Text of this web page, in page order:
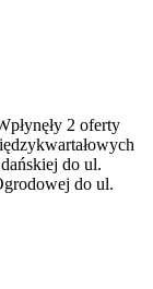
2 oferty
do ul.
do ul.